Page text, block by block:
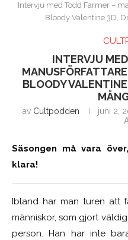
Intervju med Todd Farmer –
Bloody Valentine 3D,
INTERVJU
BLOODY
av Cultpodden juni 2,
Säsongen må vara
klara!
Ibland har man turen att
människor, som gjort
person. Han har inte